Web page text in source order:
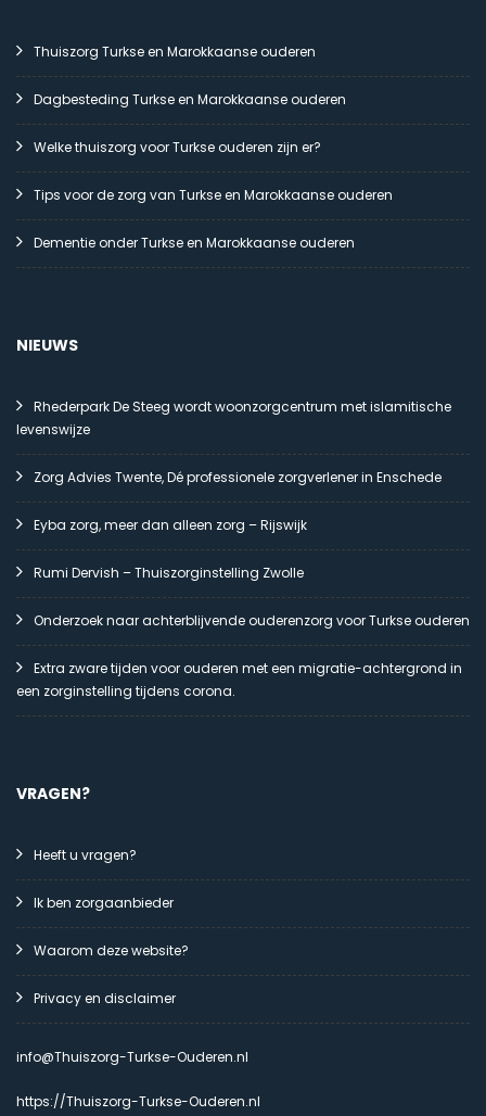
Thuiszorg Turkse en Marokkaanse ouderen
Dagbesteding Turkse en Marokkaanse ouderen
Welke thuiszorg voor Turkse ouderen zijn er?
Tips voor de zorg van Turkse en Marokkaanse ouderen
Dementie onder Turkse en Marokkaanse ouderen
NIEUWS
Rhederpark De Steeg wordt woonzorgcentrum met islamitische
levenswijze
Zorg Advies Twente, Dé professionele zorgverlener in Enschede
Eyba zorg, meer dan alleen zorg – Rijswijk
Rumi Dervish – Thuiszorginstelling Zwolle
Onderzoek naar achterblijvende ouderenzorg voor Turkse ouderen
Extra zware tijden voor ouderen met een migratie-achtergrond in
een zorginstelling tijdens corona.
VRAGEN?
Heeft u vragen?
Ik ben zorgaanbieder
Waarom deze website?
Privacy en disclaimer
info@Thuiszorg-Turkse-Ouderen.nl
https://Thuiszorg-Turkse-Ouderen.nl